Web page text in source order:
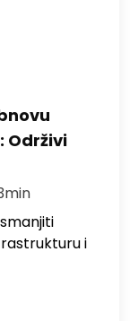
Održivi
i